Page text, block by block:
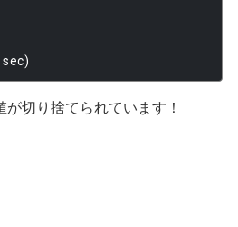
sec)
切り捨てられています！